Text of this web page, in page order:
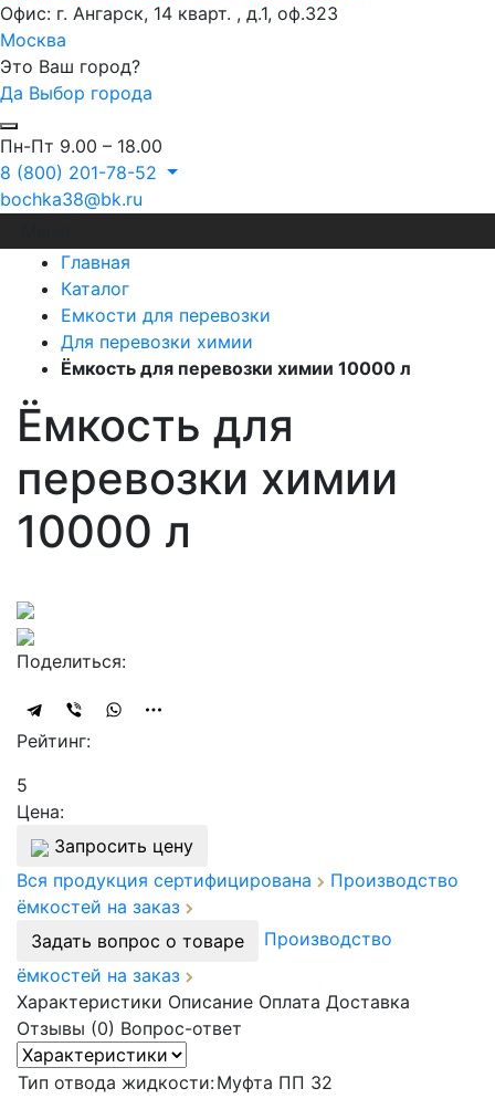
Офис: г. Ангарск, 14 кварт. , д.1, оф.323
Москва
Это Ваш город?
Да Выбор города
Пн-Пт 9.00 – 18.00
8 (800) 201-78-52
bochka38@bk.ru
Главная
Каталог
Емкости для перевозки
Для перевозки химии
Ёмкость для перевозки химии 10000 л
Ёмкость для
перевозки химии
10000 л
Поделиться:
Рейтинг:
5
Цена:
Запросить цену
Вся продукция сертифицирована
Производство
ёмкостей на заказ
Задать вопрос о товаре
Производство
ёмкостей на заказ
Характеристики Описание Оплата Доставка
Отзывы (0) Вопрос-ответ
Тип отвода жидкости:Муфта ПП 32